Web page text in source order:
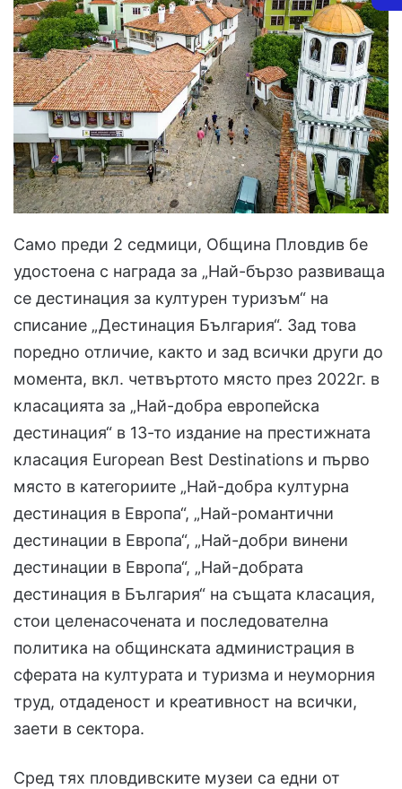
Само преди 2 седмици, Община Пловдив бе
удостоена с награда за „Най-бързо развиваща
се дестинация за културен туризъм“ на
списание „Дестинация България“. Зад това
поредно отличие, както и зад всички други до
момента, вкл. четвъртото място през 2022г. в
класацията за „Най-добра европейска
дестинация“ в 13-то издание на престижната
класация European Best Destinations и първо
място в категориите „Най-добра културна
дестинация в Европа“, „Най-романтични
дестинации в Европа“, „Най-добри винени
дестинации в Европа“, „Най-добрата
дестинация в България“ на същата класация,
стои целенасочената и последователна
политика на общинската администрация в
сферата на културата и туризма и неуморния
труд, отдаденост и креативност на всички,
заети в сектора.
Сред тях пловдивските музеи са едни от